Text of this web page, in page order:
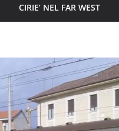
CIRIE’ NEL FAR WEST